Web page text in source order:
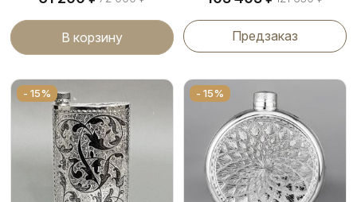
В корзину Предзаказ
- 15% - 15%